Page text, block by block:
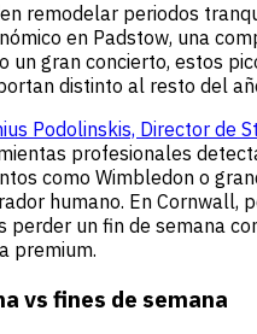
remodelar periodos
en Padstow, una
un gran concierto, estos
distinto al resto del
Podolinskis, Director de
profesionales
como Wimbledon o
humano. En Cornwall,
perder un fin de semana
premium.
vs fines de semana